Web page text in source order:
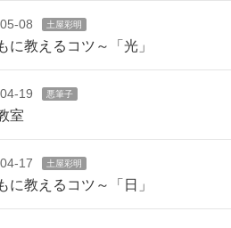
08 土屋彩明
に教えるコツ～「光」
19 悪筆子
室
17 土屋彩明
に教えるコツ～「日」